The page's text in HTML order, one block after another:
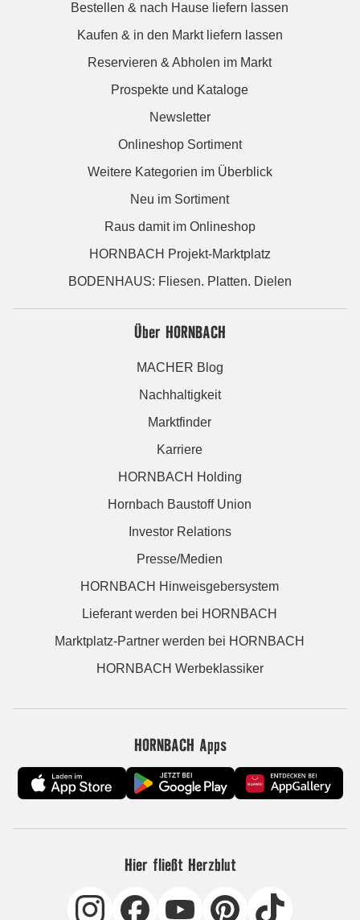
Bestellen & nach Hause liefern lassen
Kaufen & in den Markt liefern lassen
Reservieren & Abholen im Markt
Prospekte und Kataloge
Newsletter
Onlineshop Sortiment
Weitere Kategorien im Überblick
Neu im Sortiment
Raus damit im Onlineshop
HORNBACH Projekt-Marktplatz
BODENHAUS: Fliesen. Platten. Dielen
Über HORNBACH
MACHER Blog
Nachhaltigkeit
Marktfinder
Karriere
HORNBACH Holding
Hornbach Baustoff Union
Investor Relations
Presse/Medien
HORNBACH Hinweisgebersystem
Lieferant werden bei HORNBACH
Marktplatz-Partner werden bei HORNBACH
HORNBACH Werbeklassiker
HORNBACH Apps
Hier fließt Herzblut